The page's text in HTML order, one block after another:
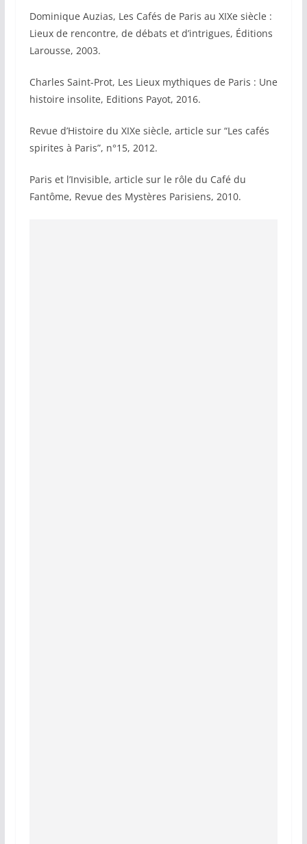
Dominique Auzias, Les Cafés de Paris au XIXe siècle :
Lieux de rencontre, de débats et d’intrigues, Éditions
Larousse, 2003.
Charles Saint-Prot, Les Lieux mythiques de Paris : Une
histoire insolite, Editions Payot, 2016.
Revue d’Histoire du XIXe siècle, article sur “Les cafés
spirites à Paris”, n°15, 2012.
Paris et l’Invisible, article sur le rôle du Café du
Fantôme, Revue des Mystères Parisiens, 2010.